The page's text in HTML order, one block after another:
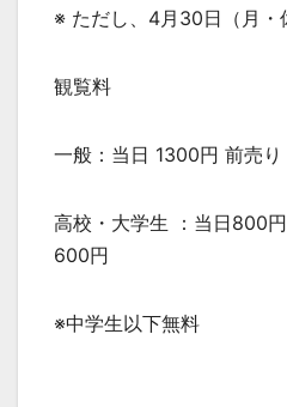
※ ただし、4月30日（月・
観覧料
一般：当日 1300円 前売り
高校・大学生 ：当日800
600円
※中学生以下無料